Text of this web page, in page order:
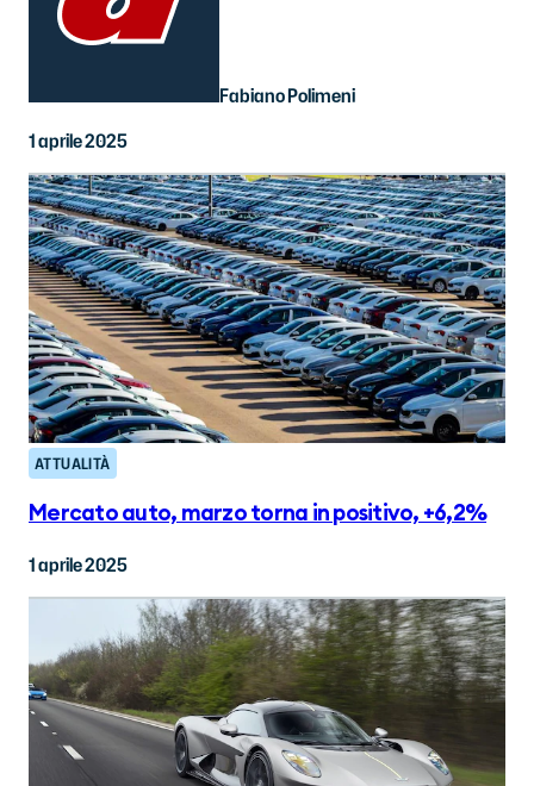
Fabiano Polimeni
1 aprile 2025
ATTUALITÀ
Mercato auto, marzo torna in positivo, +6,2%
1 aprile 2025